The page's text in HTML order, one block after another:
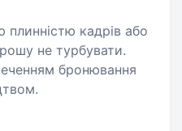
плинністю кадрів або
не турбувати.
бронювання